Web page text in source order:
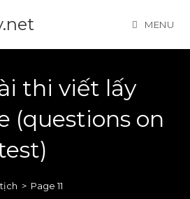
MENU
thi viết lấy
(questions on
> Page 11